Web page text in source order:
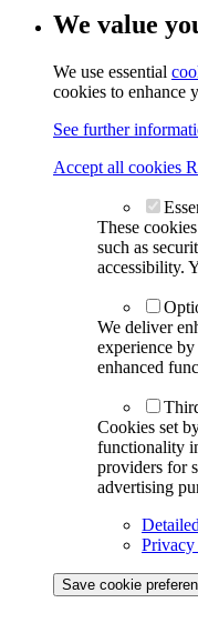
We value
We use essential
cookies to enhance
See further
Accept all cookies
These
such as
accessibility.
We deliver
experience
enhanced
Cookies set
functionality
providers for
advertising
Save cookie